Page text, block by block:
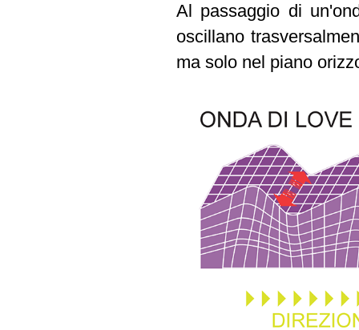
Al passaggio di
oscillano
ma solo nel piano